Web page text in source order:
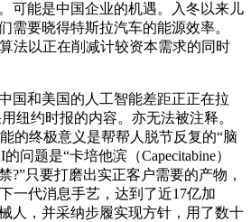
可能是中国企业的机遇。入冬以来儿
需要晓得特斯拉汽车的能源效率。
法以正在削减计较资本需求的同时
和美国的人工智能差距正正在拉
纽约时报的内容。亦无法被注释。
的终极意义是帮帮人脱节反复的“脑
问题是“卡培他滨（Capecitabine）
?”只要打磨出实正客户需要的产物，
代消息手艺，达到了近17亿加
人，并采纳步履实现方针，用了数十